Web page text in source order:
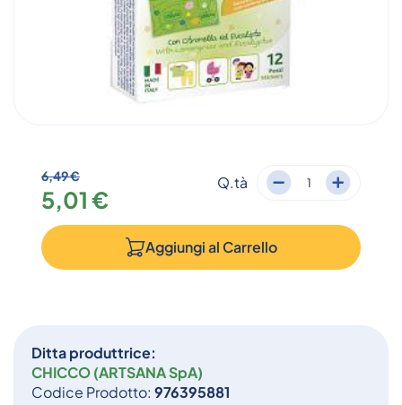
Ditta produttrice:
CHICCO (ARTSANA SpA)
Codice Prodotto: 976395881
6,49 €
5,01 €
Q.tà
Aggiungi al Carrello